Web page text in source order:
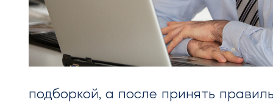
подборкой, а после принять